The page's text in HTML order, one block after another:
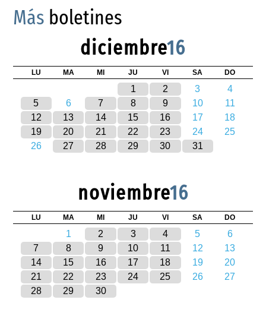
Más boletines
diciembre16
LU MA MI JU VI SA DO
1 2 3
4
5
6 7 8 9 10
11
12
13 14 15 16 17
18
19
20 21 22 23 24
25
26
27 28 29 30 31
noviembre16
LU MA MI JU VI SA DO
1 2 3 4 5
6
7
8 9 10 11 12
13
14
15 16 17 18 19
20
21
22 23 24 25 26
27
28
29 30